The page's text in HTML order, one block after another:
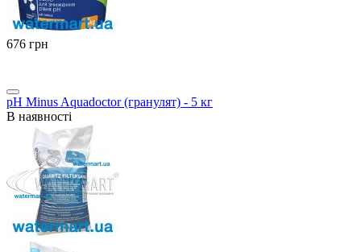
‍676‍ грн
pH Minus Aquadoctor (гранулят) - 5 кг
В наявності